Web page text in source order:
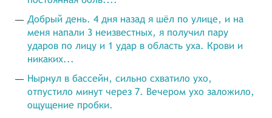
Добрый день. 4 дня назад я шёл по улице, и на
меня напали 3 неизвестных, я получил пару
ударов по лицу и 1 удар в область уха. Крови и
никаких...
Нырнул в бассейн, сильно схватило ухо,
отпустило минут через 7. Вечером ухо заложило,
ощущение пробки.